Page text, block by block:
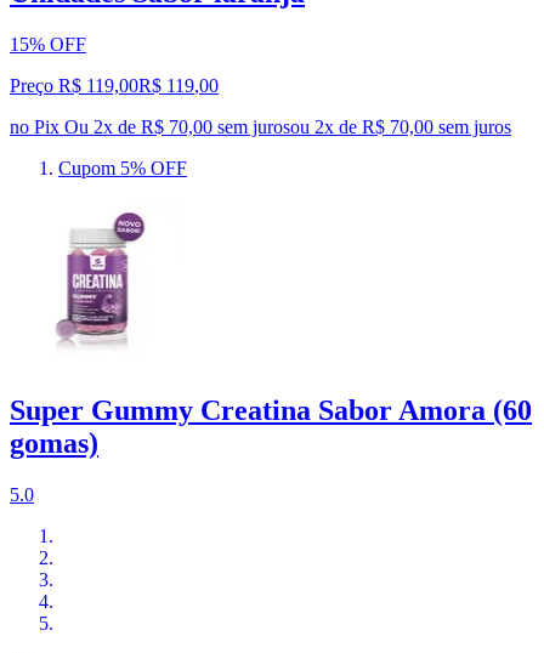
15% OFF
Preço R$ 119,00R$ 119,00
no Pix Ou 2x de R$ 70,00 sem jurosou 2x de R$ 70,00 sem juros
Cupom 5% OFF
Super Gummy Creatina Sabor Amora (60
gomas)
5.0